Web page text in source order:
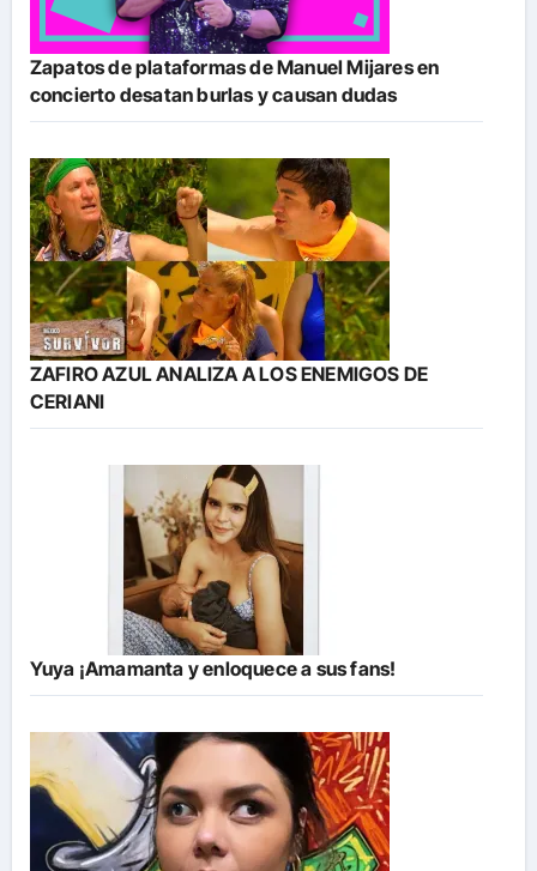
Zapatos de plataformas de Manuel Mijares en
concierto desatan burlas y causan dudas
ZAFIRO AZUL ANALIZA A LOS ENEMIGOS DE
CERIANI
Yuya ¡Amamanta y enloquece a sus fans!